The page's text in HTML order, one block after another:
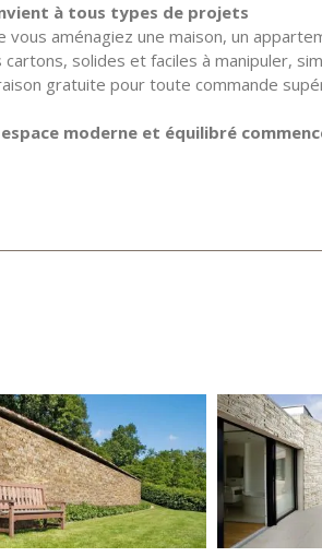
à tous types de projets
vous aménagiez une maison, un
cartons, solides et faciles à manipuler,
gratuite pour toute commande
espace moderne et équilibré